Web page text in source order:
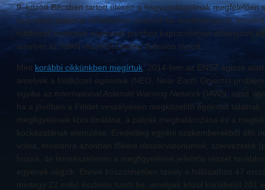
9. között Bécsben tartott ülésén a hagyományoknak megfelelően
szervezet szakmai előadásban számolt be eredményeiről,
földközeli égitestek napirendi ponthoz kapcsolódóan elhangzott
amelyet az IWAN részéről Lindley Johnson tartott.
Mint korábbi cikkünkben megírtuk, 2014-ben az ENSZ égisze
amelyek a földközeli égitestek (NEO, Near-Earth Objects )
egyike az International Asteroid Warning Network (IAWN, ejtsd
ha a jövőben a Földet veszélyesen megközelítő égitestet
megfigyelések koordinálása, a pályák meghatározása és a
kockázatának elemzése. Eredetileg egyéni szakemberekből álló
volna, mostanra azonban főként obszervatóriumok, szervezetek
hozzá, de természetesen a megfigyelések jelentős részét
egyének végzik. Ennek köszönhetően tavaly a hálózathoz 47
mintegy 22 millió észlelés futott be, amelyek közül körülbelül 201